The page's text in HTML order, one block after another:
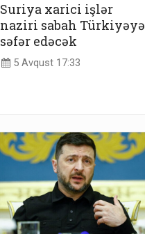
Suriya xarici işlər
naziri sabah Türkiyəyə
səfər edəcək
5 Avqust 17:33